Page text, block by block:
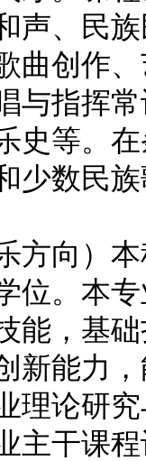
声、民
曲创作
与指挥
史等。
少数民
向）本
位。本
能，基
新能力
理论研
主干课